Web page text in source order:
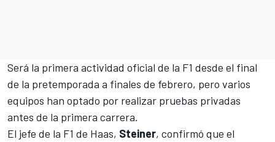
Será la primera actividad oficial de la F1 desde el final
de la pretemporada a finales de febrero, pero varios
equipos han optado por realizar pruebas privadas
antes de la primera carrera.
El jefe de la F1 de Haas, Steiner, confirmó que el